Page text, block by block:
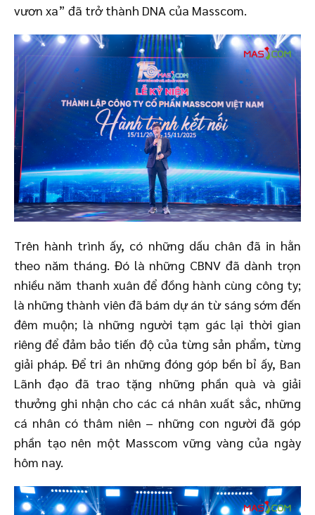
vươn xa” đã trở thành DNA của Masscom.
Trên hành trình ấy, có những dấu chân đã in hằn
theo năm tháng. Đó là những CBNV đã dành trọn
nhiều năm thanh xuân để đồng hành cùng công ty;
là những thành viên đã bám dự án từ sáng sớm đến
đêm muộn; là những người tạm gác lại thời gian
riêng để đảm bảo tiến độ của từng sản phẩm, từng
giải pháp. Để tri ân những đóng góp bền bỉ ấy, Ban
Lãnh đạo đã trao tặng những phần quà và giải
thưởng ghi nhận cho các cá nhân xuất sắc, những
cá nhân có thâm niên – những con người đã góp
phần tạo nên một Masscom vững vàng của ngày
hôm nay.